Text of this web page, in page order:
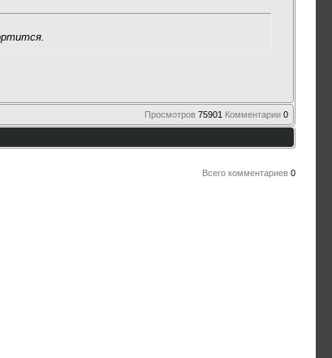
Просмотров 75901 Комментарии 0
Всего комментариев 0